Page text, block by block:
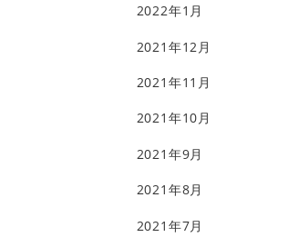
2022年1月
2021年12月
2021年11月
2021年10月
2021年9月
2021年8月
2021年7月